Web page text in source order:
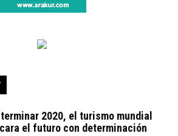
2020, el turismo mundial
el futuro con determinación